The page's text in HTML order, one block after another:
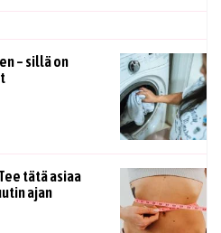
– sillä on
tätä asiaa
ajan